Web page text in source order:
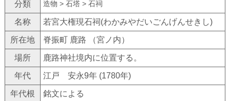
分類
造物 > 石塔 > 石祠
名称 若宮大権現石祠(わかみやだいごんげんせきし)
所在地 脊振町 鹿路 （宮ノ内）
場所 鹿路神社境内に位置する。
年代 江戸 安永9年 (1780年)
年代根
銘文による